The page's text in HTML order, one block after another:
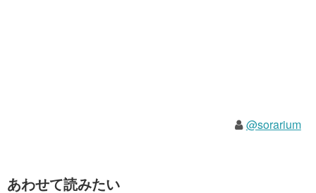
@sorarium
あわせて読みたい